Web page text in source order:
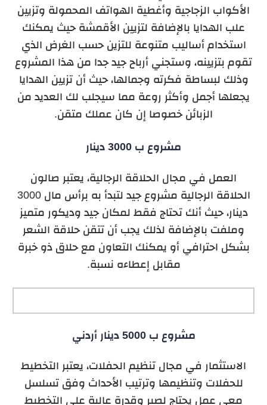
الأكواب الزجاجية وأغطية الهواتف المحمولة وتزيين
علب الهدايا بالإضافة لتزيين الأقمشة حيث يمكنك
استخدام أساليب متنوعة للتزين حسب الغرض الذي
تقوم بتزيينه، وستجني أرباح جيد جدا من هذا المشروع
وذلك لبساطة فكرته وجمالها، حيث أن تزيين الهدايا
يجعلها أجمل وأكثر روعة مما سيجلب لك العديد من
الزبائن خصوصا إن كان عملك متقن.
مشروع ب 3000 دينار
العمل في مجال الحلاقة الرجالية، يعتبر صالون
الحلاقة الرجالية مشروع جيد لتبدأ به برأس مال 3000
دينار، حيث أنك تحتاج فقط لمكان جيد وديكور متميز
وملفت بالإضافة لذلك يجب أن تتقن حلاقة الشعر
بشكل احترافي أو يمكنك التعاون مع حلاق ذو خبرة
مقابل إعطاءه نسبة.
مشروع ب 5000 دينار أردني
الاستثمار في مجال تنظيم الحفلات، يعتبر التخطيط
للحفلات وتنظيمها وترتيب الأحداث وفق تسلسل
معي عمل يحتاج لصبر وقدرة عالية على التخطيط